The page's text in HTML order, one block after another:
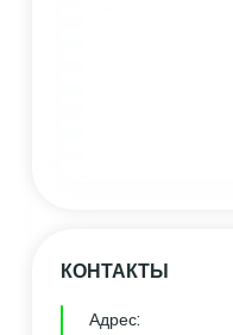
КОНТАКТЫ
Адрес: